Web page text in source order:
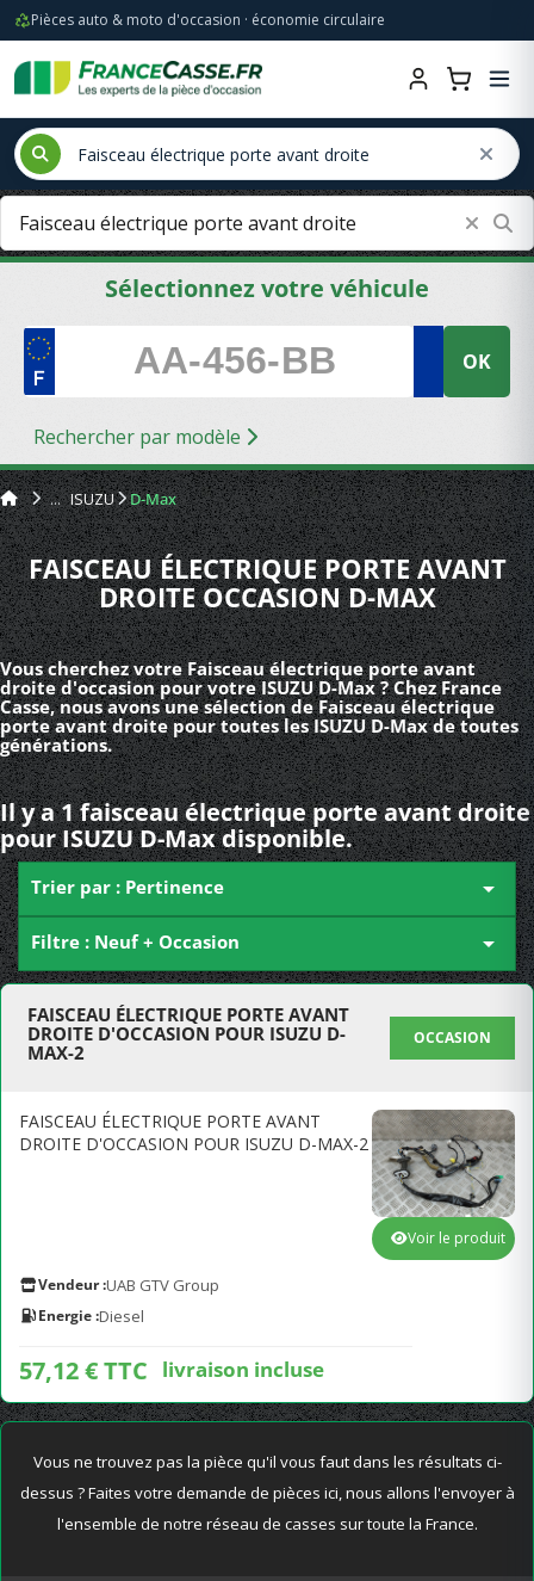
Pièces auto & moto d'occasion · économie circulaire
Sélectionnez votre véhicule
OK
Rechercher par modèle
ISUZU D-Max
FAISCEAU ÉLECTRIQUE PORTE AVANT
DROITE OCCASION D-MAX
Vous cherchez votre Faisceau électrique porte avant
droite d'occasion pour votre ISUZU D-Max ? Chez France
Casse, nous avons une sélection de Faisceau électrique
porte avant droite pour toutes les ISUZU D-Max de toutes
générations.
Il y a 1 faisceau électrique porte avant droite
pour ISUZU D-Max disponible.
Trier par : Pertinence 
Filtre : Neuf + Occasion 
FAISCEAU ÉLECTRIQUE PORTE AVANT
DROITE D'OCCASION POUR ISUZU D-
MAX-2
OCCASION
FAISCEAU ÉLECTRIQUE PORTE AVANT
DROITE D'OCCASION POUR ISUZU D-MAX-2
Vendeur :UAB GTV Group
Energie :Diesel
57,12 € TTC livraison incluse
Voir le produit
Vous ne trouvez pas la pièce qu'il vous faut dans les résultats ci-
dessus ? Faites votre demande de pièces ici, nous allons l'envoyer à
l'ensemble de notre réseau de casses sur toute la France.